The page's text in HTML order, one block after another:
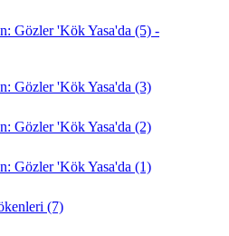
Gözler 'Kök Yasa'da (5) -
Gözler 'Kök Yasa'da (3)
Gözler 'Kök Yasa'da (2)
Gözler 'Kök Yasa'da (1)
(7)